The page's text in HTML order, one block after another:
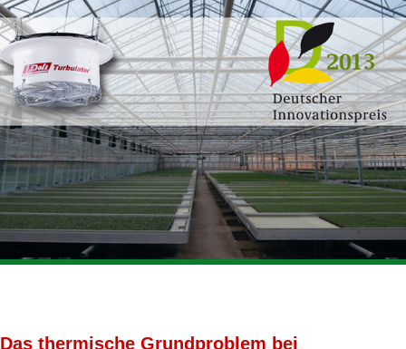
Das thermische Grundproblem bei